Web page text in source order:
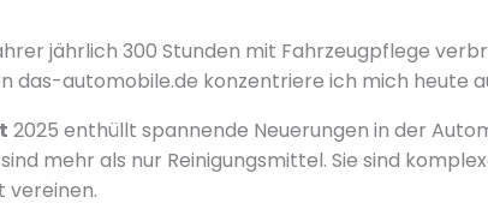
jährlich 300 Stunden mit Fahrzeugpflege
das-automobile.de konzentriere ich mich heute
2025 enthüllt spannende Neuerungen in der
mehr als nur Reinigungsmittel. Sie sind
vereinen.